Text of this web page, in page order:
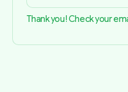
Thank you! Check your